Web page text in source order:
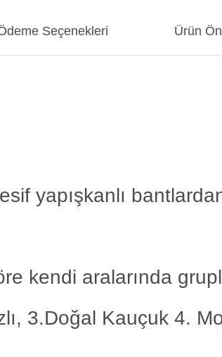
Seçenekleri Ürün
yapışkanlı
kendi aralarında
3.Doğal Kauçuk 4.